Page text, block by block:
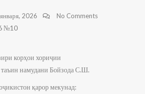
2026 No Comments
№10
корҳои хориҷии
намудани Бойзода С.Ш.
қарор мекунад: